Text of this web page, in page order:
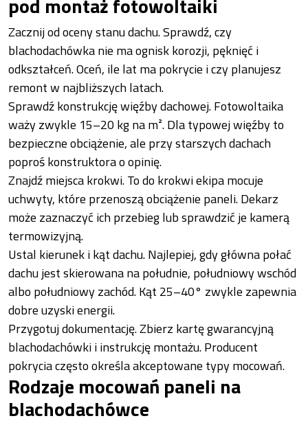
pod montaż fotowoltaiki
Zacznij od oceny stanu dachu. Sprawdź, czy
blachodachówka nie ma ognisk korozji, pęknięć i
odkształceń. Oceń, ile lat ma pokrycie i czy planujesz
remont w najbliższych latach.
Sprawdź konstrukcję więźby dachowej. Fotowoltaika
waży zwykle 15–20 kg na m². Dla typowej więźby to
bezpieczne obciążenie, ale przy starszych dachach
poproś konstruktora o opinię.
Znajdź miejsca krokwi. To do krokwi ekipa mocuje
uchwyty, które przenoszą obciążenie paneli. Dekarz
może zaznaczyć ich przebieg lub sprawdzić je kamerą
termowizyjną.
Ustal kierunek i kąt dachu. Najlepiej, gdy główna połać
dachu jest skierowana na południe, południowy wschód
albo południowy zachód. Kąt 25–40° zwykle zapewnia
dobre uzyski energii.
Przygotuj dokumentację. Zbierz kartę gwarancyjną
blachodachówki i instrukcję montażu. Producent
pokrycia często określa akceptowane typy mocowań.
Rodzaje mocowań paneli na
blachodachówce